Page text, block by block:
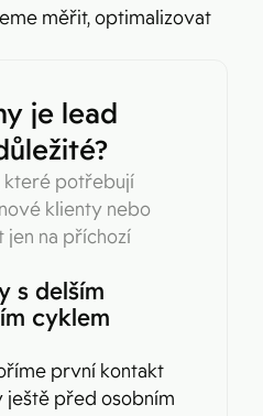
měřit, optimalizovat
je lead
které potřebují
klienty nebo
jen na příchozí
s delším
cyklem
první kontakt
ještě před osobním